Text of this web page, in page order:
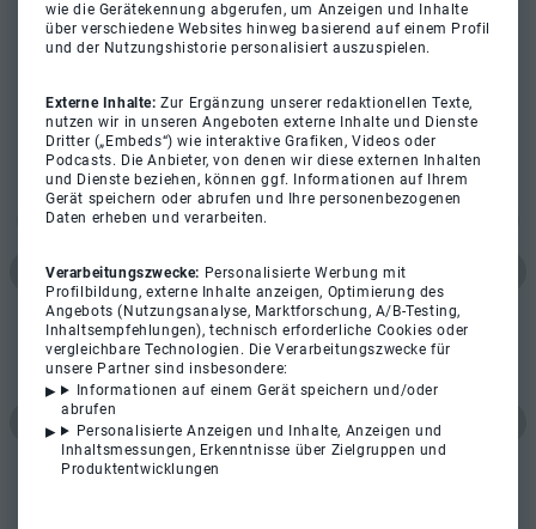
wie die Gerätekennung abgerufen, um Anzeigen und Inhalte
über verschiedene Websites hinweg basierend auf einem Profil
und der Nutzungshistorie personalisiert auszuspielen.
Externe Inhalte:Zur Ergänzung unserer redaktionellen Texte,
nutzen wir in unseren Angeboten externe Inhalte und Dienste
Dritter („Embeds“) wie interaktive Grafiken, Videos oder
Podcasts. Die Anbieter, von denen wir diese externen Inhalten
und Dienste beziehen, können ggf. Informationen auf Ihrem
Gerät speichern oder abrufen und Ihre personenbezogenen
Daten erheben und verarbeiten.
Verarbeitungszwecke: Personalisierte Werbung mit
Profilbildung, externe Inhalte anzeigen, Optimierung des
Angebots (Nutzungsanalyse, Marktforschung, A/B-Testing,
Inhaltsempfehlungen), technisch erforderliche Cookies oder
vergleichbare Technologien. Die Verarbeitungszwecke für
unsere Partner sind insbesondere:
Informationen auf einem Gerät speichern und/oder
abrufen
Personalisierte Anzeigen und Inhalte, Anzeigen und
Inhaltsmessungen, Erkenntnisse über Zielgruppen und
Produktentwicklungen